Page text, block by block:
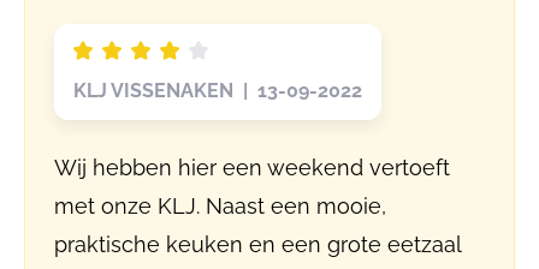
KLJ VISSENAKEN | 13-09-2022
Wij hebben hier een weekend vertoeft
met onze KLJ. Naast een mooie,
praktische keuken en een grote eetzaal